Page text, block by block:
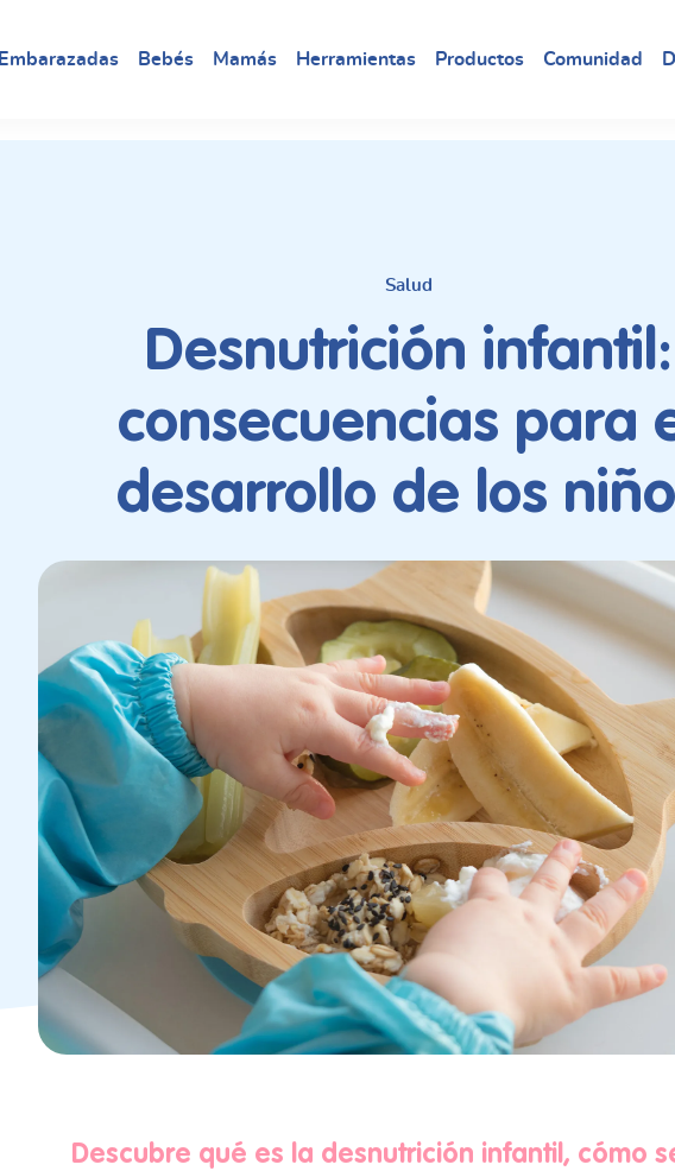
Embarazadas Bebés Mamás Herramientas Productos Comunidad
Salud
Desnutrición infantil:
consecuencias para
desarrollo de los
Descubre qué es la desnutrición infantil, cómo